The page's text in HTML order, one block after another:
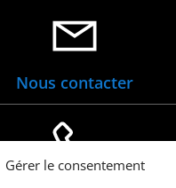
Gérer le consentement
Nous contacter